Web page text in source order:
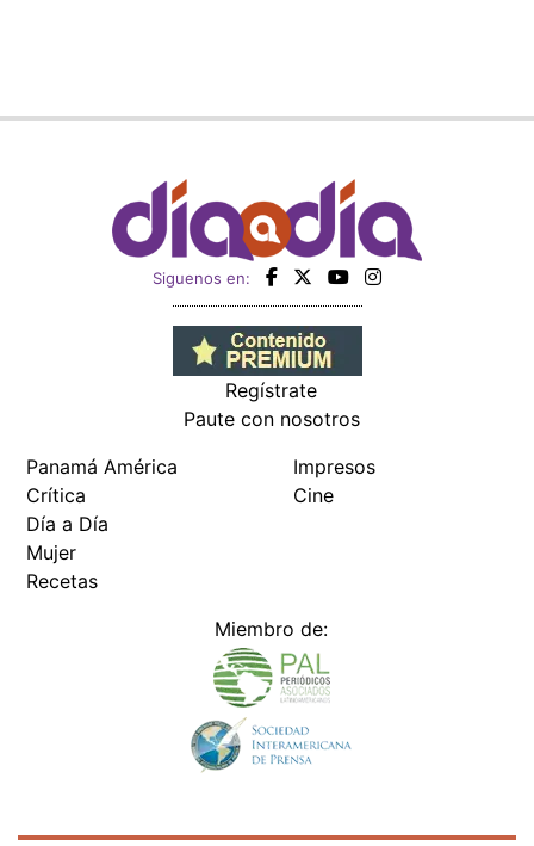
Siguenos en:
Regístrate
Paute con nosotros
Panamá América
Crítica
Día a Día
Mujer
Recetas
Impresos
Cine
Miembro de: